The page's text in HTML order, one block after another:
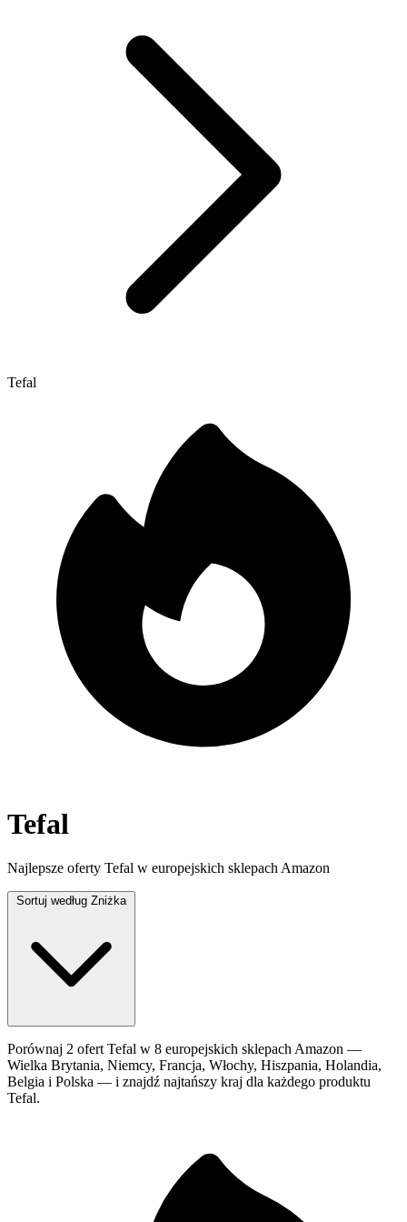
Tefal
Tefal
Najlepsze oferty Tefal w europejskich sklepach Amazon
Sortuj według Zniżka
Porównaj 2 ofert Tefal w 8 europejskich sklepach Amazon —
Wielka Brytania, Niemcy, Francja, Włochy, Hiszpania, Holandia,
Belgia i Polska — i znajdź najtańszy kraj dla każdego produktu
Tefal.